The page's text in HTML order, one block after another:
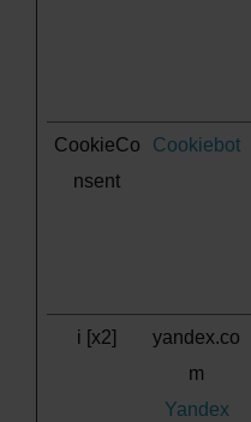
CookieCo
nsent
Cookiebot
i [x2]
yandex.co
m
Yandex